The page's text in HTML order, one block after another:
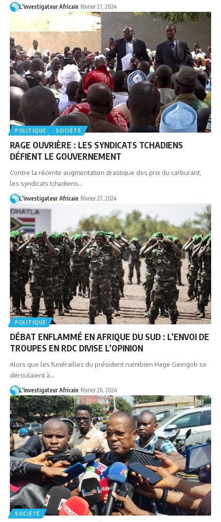
L'investigateur Africain février 27, 2024
POLITIQUE SOCIÉTÉ
RAGE OUVRIÈRE : LES SYNDICATS TCHADIENS
DÉFIENT LE GOUVERNEMENT
Contre la récente augmentation drastique des prix du carburant,
les syndicats tchadiens…
L'investigateur Africain février 27, 2024
POLITIQUE
DÉBAT ENFLAMMÉ EN AFRIQUE DU SUD : L’ENVOI DE
TROUPES EN RDC DIVISE L’OPINION
Alors que les funérailles du président namibien Hage Geingob se
déroulaient à…
L'investigateur Africain février 26, 2024
SOCIÉTÉ